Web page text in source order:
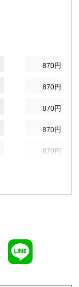
870円
870円
870円
870円
870円
870円